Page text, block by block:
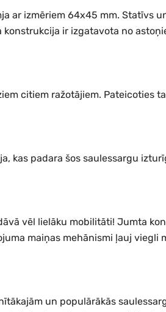
ar izmēriem 64x45 mm. Statīvs
ir izgatavota no
citiem ražotājiem. Pateicoties
padara šos saulessargu
vēl lielāku mobilitāti! Jumta
maiņas mehānismi ļauj
un populārākās